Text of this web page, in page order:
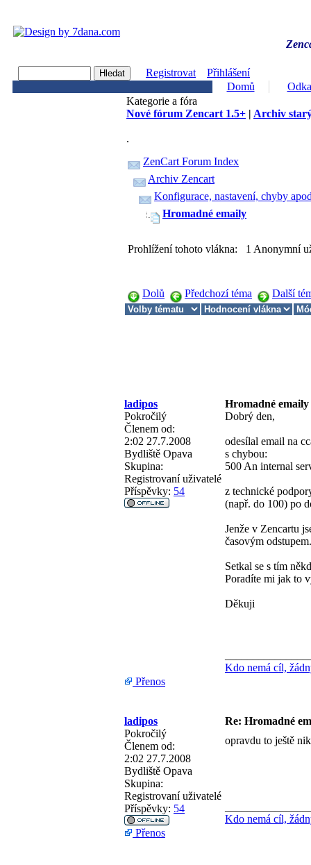
Registrovat
Přihlášení
Domů
Kategorie a fóra
Nové fórum Zencart 1.5+ | Archiv
.
ZenCart Forum Index
Archiv Zencart
Konfigurace, nastavení, chyby
Hromadné emaily
Prohlížení tohoto vlákna: 1 Anonymní
Dolů Předchozí téma Další
ladipos
Hromadné emaily
Pokročilý
Členem od:
2:02 27.7.2008
Bydliště Opava
Skupina:
Registrovaní uživatelé
Příspěvky: 54
Dobrý den,
odesílal email na
s chybou:
500 An internal
z technické
(např. do 100) po
Jenže v Zencartu
časovým odstupem.
Setkal se s tím
Poradíte mi jak to
Děkuji
Kdo nemá cíl,
Přenos
ladipos
Re: Hromadné
Pokročilý
Členem od:
2:02 27.7.2008
Bydliště Opava
Skupina:
Registrovaní uživatelé
Příspěvky: 54
opravdu to ještě
Kdo nemá cíl,
Přenos